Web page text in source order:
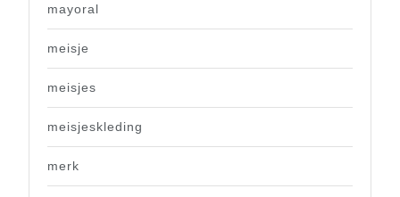
mayoral
meisje
meisjes
meisjeskleding
merk